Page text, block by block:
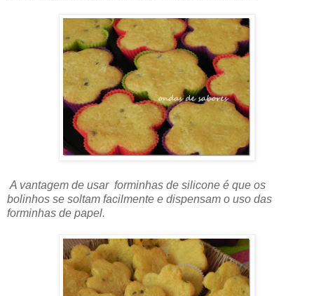
A vantagem de usar forminhas de silicone é que os
bolinhos se soltam facilmente e dispensam o uso das
forminhas de papel.